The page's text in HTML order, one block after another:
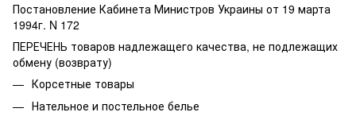
Постановление Кабинета Министров Украины от 19 марта
1994г. N 172
ПЕРЕЧЕНЬ товаров надлежащего качества, не подлежащих
обмену (возврату)
Корсетные товары
Нательное и постельное белье